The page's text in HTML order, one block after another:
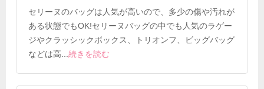
セリーヌのバッグは人気が高いので、多少の傷や汚れが
ある状態でもOK!セリーヌバッグの中でも人気のラゲー
ジやクラッシックボックス、トリオンフ、ビッグバッグ
などは高...続きを読む